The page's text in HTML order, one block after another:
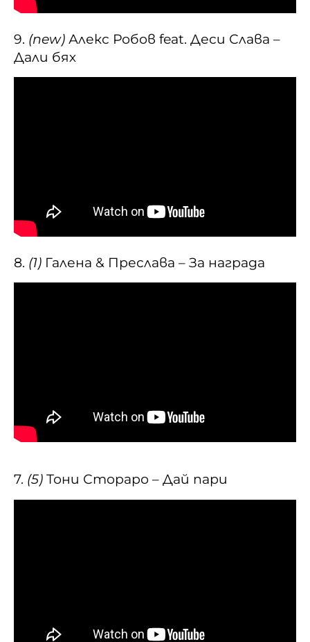
9. (new) Алекс Робов feat. Деси Слава –
Дали бях
8. (1) Галена & Преслава – За награда
7. (5) Тони Стораро – Дай пари